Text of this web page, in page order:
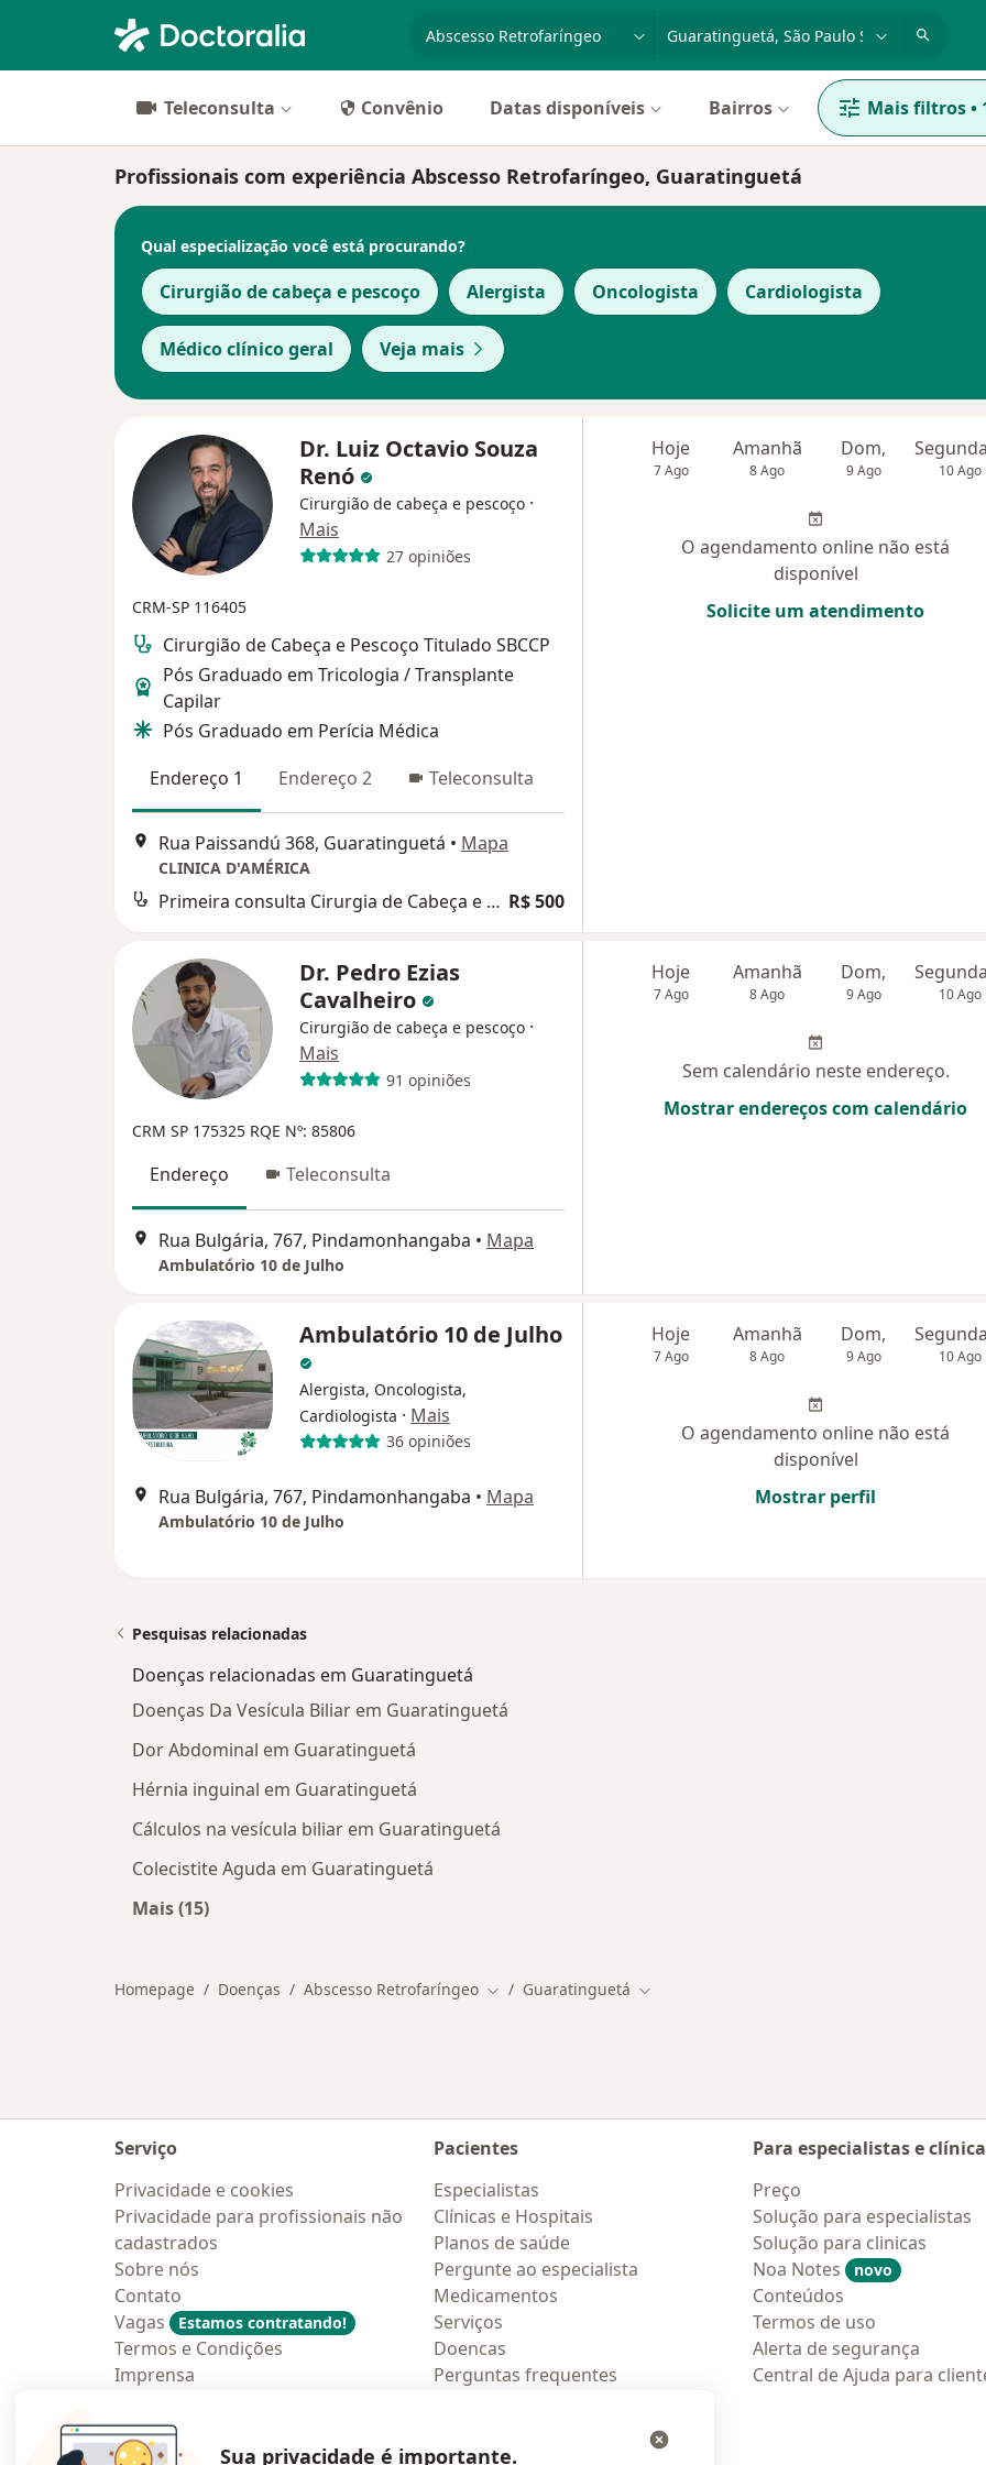
especialidade, doença ou nomecidade ou região
Teleconsulta Convênio Datas disponíveis Bairros Mais filtros•
Profissionais com experiência Abscesso Retrofaríngeo, Guaratinguetá
Qual especialização você está procurando?
Cirurgião de cabeça e pescoço Alergista Oncologista Cardiologista
Médico clínico geral Veja mais
Dr. Luiz Octavio Souza
Renó
Cirurgião de cabeça e pescoço ·
Mais
27 opiniões
CRM-SP 116405
Cirurgião de Cabeça e Pescoço Titulado SBCCP
Pós Graduado em Tricologia / Transplante
Capilar
Pós Graduado em Perícia Médica
Endereço 1
Endereço 2 Teleconsulta
Rua Paissandú 368, Guaratinguetá • Mapa
CLINICA D'AMÉRICA
Primeira consulta Cirurgia de Cabeça e Pescoço R$ 500
Hoje
7 Ago
Amanhã
8 Ago
Dom,
9 Ago 10 Ago
O agendamento online não está
disponível
Solicite um atendimento
Dr. Pedro Ezias
Cavalheiro
Cirurgião de cabeça e pescoço ·
Mais
91 opiniões
CRM SP 175325 RQE Nº: 85806
Endereço Teleconsulta
Rua Bulgária, 767, Pindamonhangaba • Mapa
Ambulatório 10 de Julho
Hoje
7 Ago
Amanhã
8 Ago
Dom,
9 Ago 10 Ago
Sem calendário neste endereço.
Mostrar endereços com calendário
Ambulatório 10 de Julho
Alergista, Oncologista,
Cardiologista · Mais
36 opiniões
Rua Bulgária, 767, Pindamonhangaba • Mapa
Ambulatório 10 de Julho
Hoje
7 Ago
Amanhã
8 Ago
Dom,
9 Ago 10 Ago
O agendamento online não está
disponível
Mostrar perfil
Pesquisas relacionadas
Doenças relacionadas em Guaratinguetá
Doenças Da Vesícula Biliar em Guaratinguetá
Dor Abdominal em Guaratinguetá
Hérnia inguinal em Guaratinguetá
Cálculos na vesícula biliar em Guaratinguetá
Colecistite Aguda em Guaratinguetá
Mais (15)
Homepage Doenças Abscesso Retrofaríngeo Mudar de cidade
Guaratinguetá Mudar de cidade
Serviço
Privacidade e cookies
Privacidade para profissionais não
cadastrados
Sobre nós
Contato
Vagas
Estamos contratando!
Termos e Condições
Imprensa
Pacientes
Especialistas
Clínicas e Hospitais
Planos de saúde
Pergunte ao especialista
Medicamentos
Serviços
Doencas
Perguntas frequentes
Para especialistas e
Preço
Solução para especialistas
Solução para clinicas
Noa Notes
novo
Conteúdos
Termos de uso
Alerta de segurança
Central de Ajuda para
Sua privacidade é importante.